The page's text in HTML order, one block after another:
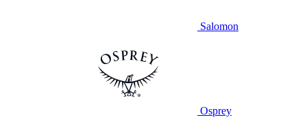
Salomon
Osprey